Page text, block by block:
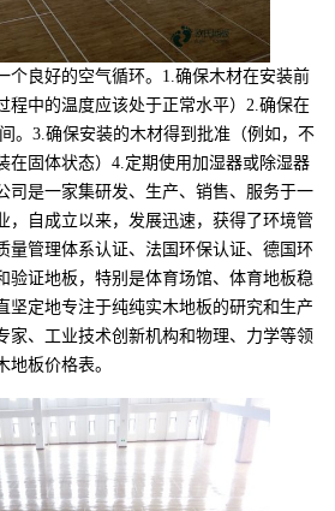
良好的空气循环。1.确保木材在安装前
程中的温度应该处于正常水平）2.确保在
。3.确保安装的木材得到批准（例如，不
在固体状态）4.定期使用加湿器或除湿器
司是一家集研发、生产、销售、服务于一
，自成立以来，发展迅速，获得了环境管
量管理体系认证、法国环保认证、德国环
验证地板，特别是体育场馆、体育地板稳
坚定地专注于纯纯实木地板的研究和生产
家、工业技术创新机构和物理、力学等领
板价格表。